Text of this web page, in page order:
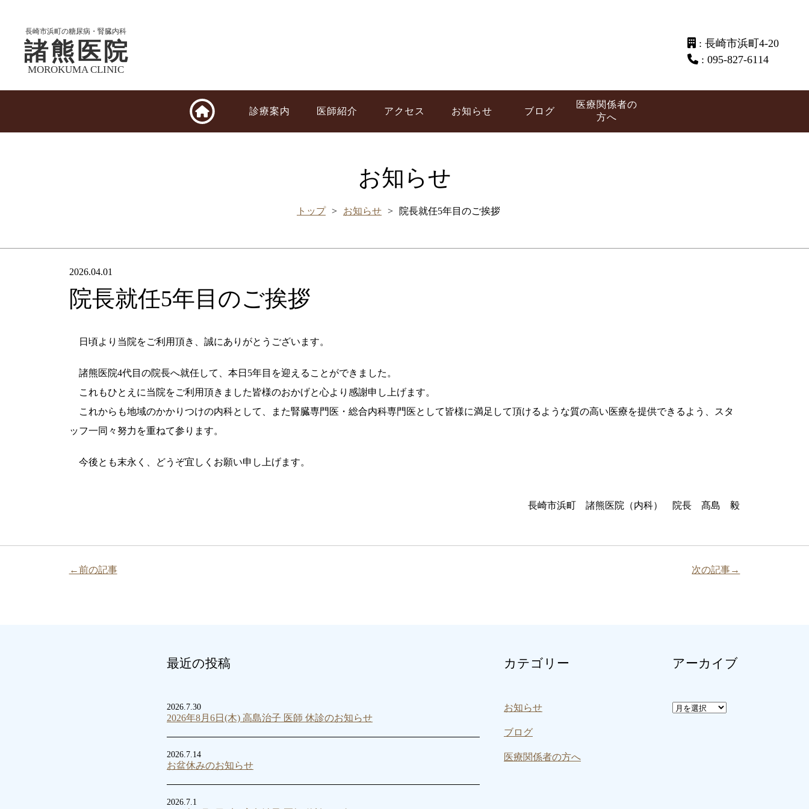
長崎市浜町の糖尿病・腎臓内科
諸熊医院
MOROKUMA CLINIC
: 長崎市浜町4-20
: 095-827-6114
診療案内 医師紹介 アクセス お知らせ ブログ
医療関係者の
方へ
お知らせ
トップ お知らせ 院長就任5年目のご挨拶
2026.04.01
院長就任5年目のご挨拶
日頃より当院をご利用頂き、誠にありがとうございます。
諸熊医院4代目の院長へ就任して、本日5年目を迎えることができました。
これもひとえに当院をご利用頂きました皆様のおかげと心より感謝申し上げます。
これからも地域のかかりつけの内科として、また腎臓専門医・総合内科専門医として皆様に満足して頂けるような質の高い医療を提供できるよう、スタ
ッフ一同々努力を重ねて参ります。
今後とも末永く、どうぞ宜しくお願い申し上げます。
長崎市浜町 諸熊医院（内科） 院長 髙島 毅
←前の記事 次の記事→
最近の投稿
2026年8月6日(木) 高島治子 医師 休診のお知らせ
2026.7.30
お盆休みのお知らせ
2026.7.14
2026.7.1
カテゴリー
お知らせ
ブログ
医療関係者の方へ
アーカイブ